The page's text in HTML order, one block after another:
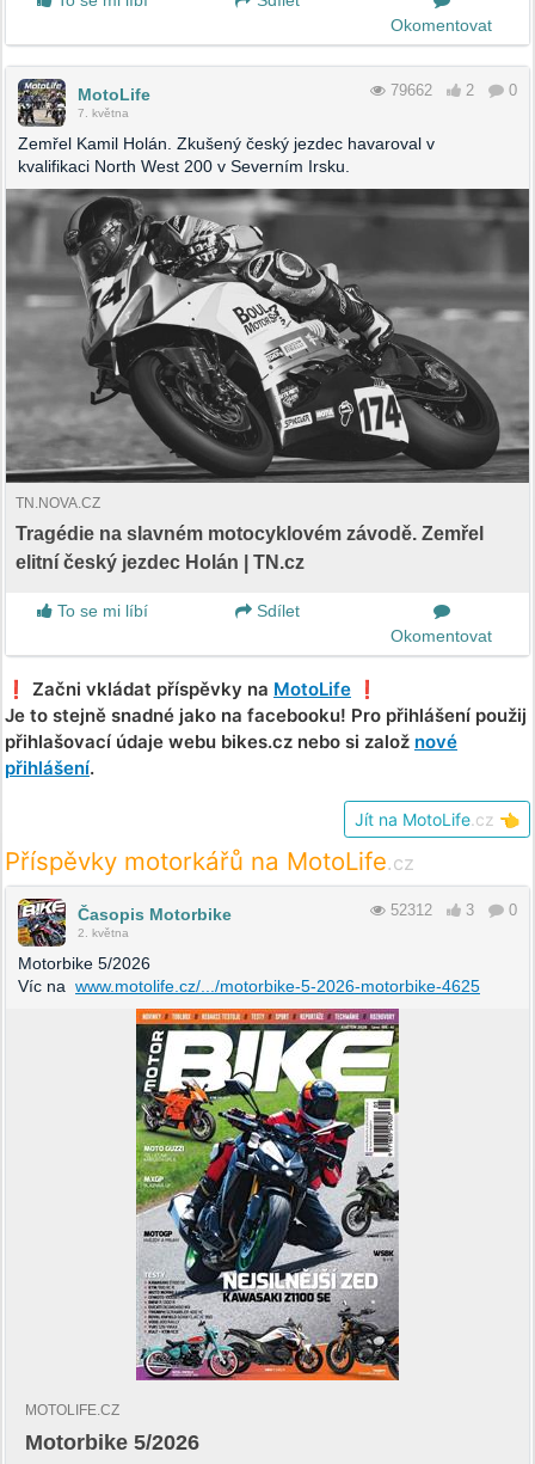
Okomentovat
MotoLife
7. května
79662 2 0
Zemřel Kamil Holán. Zkušený český jezdec havaroval v
kvalifikaci North West 200 v Severním Irsku.
TN.NOVA.CZ
Tragédie na slavném motocyklovém závodě. Zemřel
elitní český jezdec Holán | TN.cz
To se mi líbí
Sdílet
Okomentovat
❗️ Začni vkládat příspěvky na MotoLife ❗️
Je to stejně snadné jako na facebooku! Pro přihlášení použij
přihlašovací údaje webu bikes.cz nebo si založ nové
přihlášení.
Jít na MotoLife .cz 👈
Příspěvky motorkářů na MotoLife.cz
Časopis Motorbike
2. května
52312 3 0
Motorbike 5/2026
Víc na www.motolife.cz/.../motorbike-5-2026-motorbike-4625
MOTOLIFE.CZ
Motorbike 5/2026